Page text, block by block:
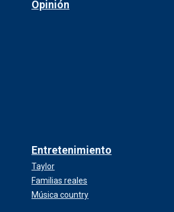
Opinión
Entretenimiento
Taylor
Familias reales
Música country